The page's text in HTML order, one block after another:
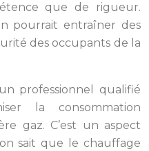
que de rigueur.
pourrait entraîner des
des occupants de la
professionnel qualifié
la consommation
gaz. C’est un aspect
sait que le chauffage